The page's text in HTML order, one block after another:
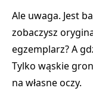
Ale uwaga. Jest
zobaczysz
egzemplarz? A
Tylko wąskie
na własne oczy.